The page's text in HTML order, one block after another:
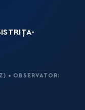
• OBSERVATOR: